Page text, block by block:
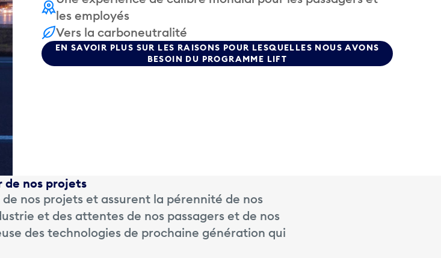
les employés
Vers la carboneutralité
EN SAVOIR PLUS SUR LES RAISONS POUR LESQUELLES NOUS AVONS
BESOIN DU PROGRAMME LIFT
nos projets
nos projets et assurent la pérennité de nos
et des attentes de nos passagers et de nos
des technologies de prochaine génération qui